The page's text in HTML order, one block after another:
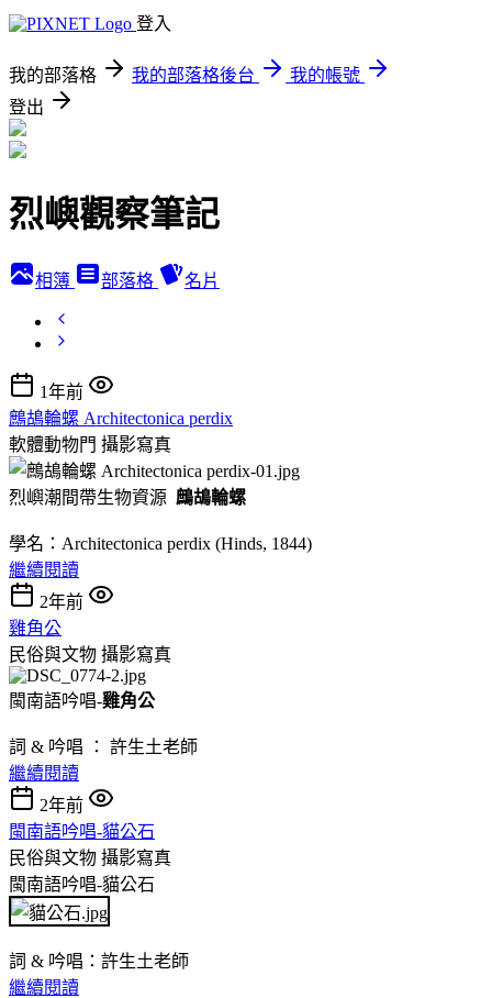
登入
我的部落格 我的部落格後台
我的帳號
登出
烈嶼觀察筆記
相簿 部落格 名片
1年前
鷓鴣輪螺 Architectonica perdix
軟體動物門 攝影寫真
烈嶼潮間帶生物資源 鷓鴣輪螺
學名：Architectonica perdix (Hinds, 1844)
繼續閱讀
2年前
雞角公
民俗與文物 攝影寫真
閩南語吟唱-雞角公
詞 & 吟唱 ： 許生土老師
繼續閱讀
2年前
閩南語吟唱-貓公石
民俗與文物 攝影寫真
閩南語吟唱-貓公石
詞 & 吟唱：許生土老師
繼續閱讀